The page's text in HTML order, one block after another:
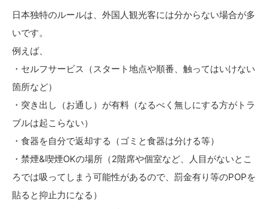
日本独特のルールは、外国人観光客には分からない場合が多
いです。
例えば、
・セルフサービス（スタート地点や順番、触ってはいけない
箇所など）
・突き出し（お通し）が有料（なるべく無しにする方がトラ
ブルは起こらない）
・食器を自分で返却する（ゴミと食器は分ける等）
・禁煙&喫煙OKの場所（2階席や個室など、人目がないとこ
ろでは吸ってしまう可能性があるので、罰金有り等のPOPを
貼ると抑止力になる）